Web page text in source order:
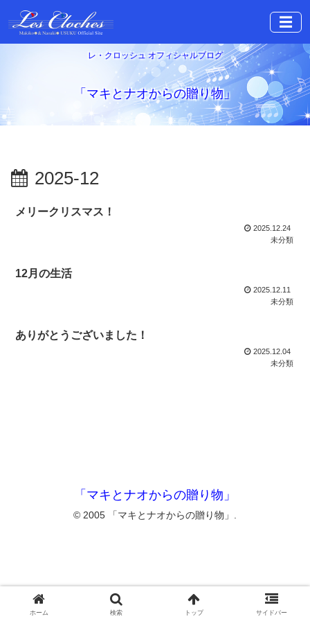
☰
レ・クロッシュ オフィシャルブログ
「マキとナオからの贈り物」
2025-12
メリークリスマス！
2025.12.24
未分類
12月の生活
2025.12.11
未分類
ありがとうございました！
2025.12.04
未分類
「マキとナオからの贈り物」
© 2005 「マキとナオからの贈り物」.
ホーム 検索 トップ サイドバー